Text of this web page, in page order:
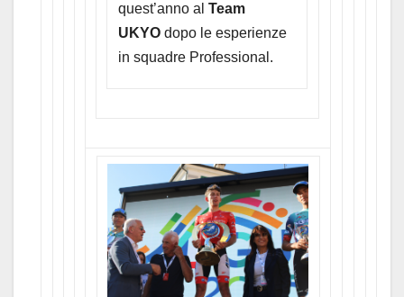
quest’anno al Team
UKYO dopo le esperienze
in squadre Professional.